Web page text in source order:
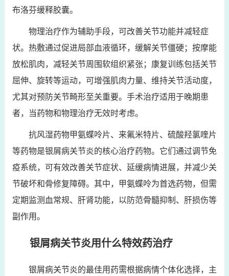
布洛芬缓释胶囊。
物理治疗作为辅助手段，可改善关节功能并减轻症
状。热敷通过促进局部血液循环，缓解关节僵硬；按摩能
放松肌肉，减轻关节周围软组织紧张；康复训练包括关节
屈伸、旋转等运动，可增强肌肉力量、维持关节活动度，
尤其对预防关节畸形至关重要。手术治疗适用于晚期患
者，当药物和物理治疗无效时考虑。
抗风湿药物甲氨蝶呤片、来氟米特片、硫酸羟氯喹片
等药物是银屑病关节炎的核心治疗药物。它们通过调节免
疫系统，可有效改善关节症状、延缓病情进展，并减少关
节破坏和骨修复障碍。其中，甲氨蝶呤为首选药物，但需
定期监测血常规、肝肾功能，以防范骨髓抑制、肝损伤等
副作用。
银屑病关节炎用什么特效药治疗
银屑病关节炎的最佳用药需根据病情个体化选择，主